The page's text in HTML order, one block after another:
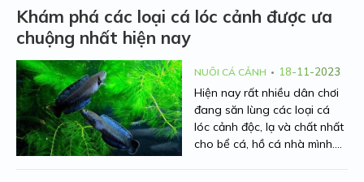
Nông điểm danh 6 loại cá
hút ở bài viết dưới đây nhé.
Khám phá các loại cá lóc cảnh được ưa
chuộng nhất hiện nay
NUÔI CÁ CẢNH 18-11-2023
Hiện nay rất nhiều dân chơi
đang săn lùng các loại cá
lóc cảnh độc, lạ và chất nhất
cho bể cá, hồ cá nhà mình.